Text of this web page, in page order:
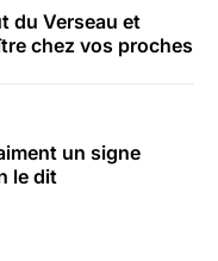
du Verseau et
chez vos proches
un signe
le dit